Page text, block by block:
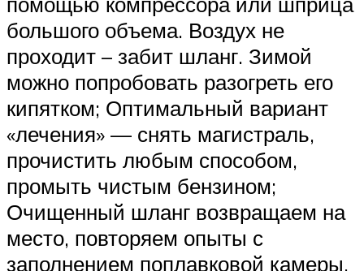
большого объема. Воздух не
проходит – забит шланг. Зимой
можно попробовать разогреть его
кипятком; Оптимальный вариант
«лечения» — снять магистраль,
прочистить любым способом,
промыть чистым бензином;
Очищенный шланг возвращаем на
место, повторяем опыты с
заполнением поплавковой камеры.